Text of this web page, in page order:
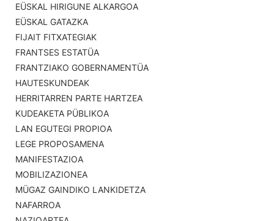
EÜSKAL HIRIGUNE ALKARGOA
EÜSKAL GATAZKA
FIJAIT FITXATEGIAK
FRANTSES ESTATÜA
FRANTZIAKO GOBERNAMENTÜA
HAUTESKUNDEAK
HERRITARREN PARTE HARTZEA
KUDEAKETA PÜBLIKOA
LAN EGUTEGI PROPIOA
LEGE PROPOSAMENA
MANIFESTAZIOA
MOBILIZAZIONEA
MÜGAZ GAINDIKO LANKIDETZA
NAFARROA